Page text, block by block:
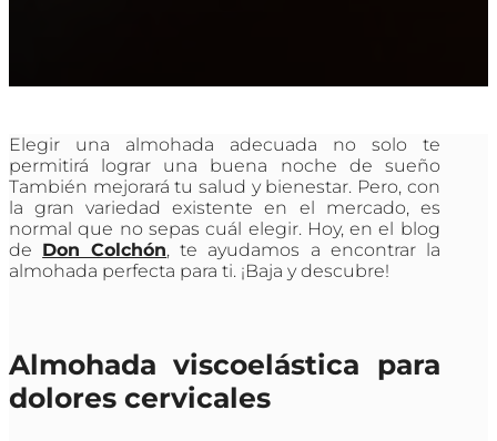
Elegir una almohada adecuada no solo te
permitirá lograr una buena noche de sueño
También mejorará tu salud y bienestar. Pero, con
la gran variedad existente en el mercado, es
normal que no sepas cuál elegir. Hoy, en el blog
de Don Colchón, te ayudamos a encontrar la
almohada perfecta para ti. ¡Baja y descubre!
Almohada viscoelástica para
dolores cervicales